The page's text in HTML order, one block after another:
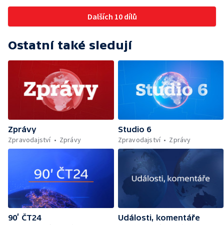
Dalších 10 dílů
Ostatní také sledují
Zprávy
Zpravodajství
Zprávy
Studio 6
Zpravodajství
Zprávy
90’ ČT24
Události, komentáře